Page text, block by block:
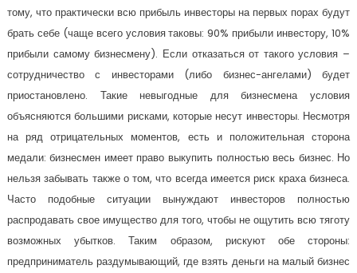
тому, что практически всю прибыль инвесторы на первых порах будут
брать себе (чаще всего условия таковы: 90% прибыли инвестору, 10%
прибыли самому бизнесмену). Если отказаться от такого условия –
сотрудничество с инвесторами (либо бизнес-ангелами) будет
приостановлено. Такие невыгодные для бизнесмена условия
объясняются большими рисками, которые несут инвесторы. Несмотря
на ряд отрицательных моментов, есть и положительная сторона
медали: бизнесмен имеет право выкупить полностью весь бизнес. Но
нельзя забывать также о том, что всегда имеется риск краха бизнеса.
Часто подобные ситуации вынуждают инвесторов полностью
распродавать свое имущество для того, чтобы не ощутить всю тяготу
возможных убытков. Таким образом, рискуют обе стороны:
предприниматель раздумывающий, где взять деньги на малый бизнес